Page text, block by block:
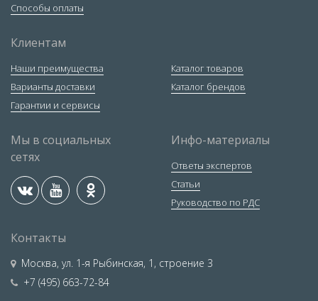
Способы оплаты
Клиентам
Наши преимущества
Варианты доставки
Гарантии и сервисы
Каталог товаров
Каталог брендов
Мы в социальных
сетях
Инфо-материалы
Ответы экспертов
Статьи
Руководство по РДС
Контакты
Москва, ул. 1-я Рыбинская, 1, строение 3
+7 (495) 663-72-84